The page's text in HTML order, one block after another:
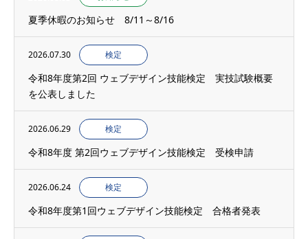
夏季休暇のお知らせ 8/11～8/16
2026.07.30 検定
令和8年度第2回 ウェブデザイン技能検定 実技試験概要
を公表しました
2026.06.29 検定
令和8年度 第2回ウェブデザイン技能検定 受検申請
2026.06.24 検定
令和8年度第1回ウェブデザイン技能検定 合格者発表